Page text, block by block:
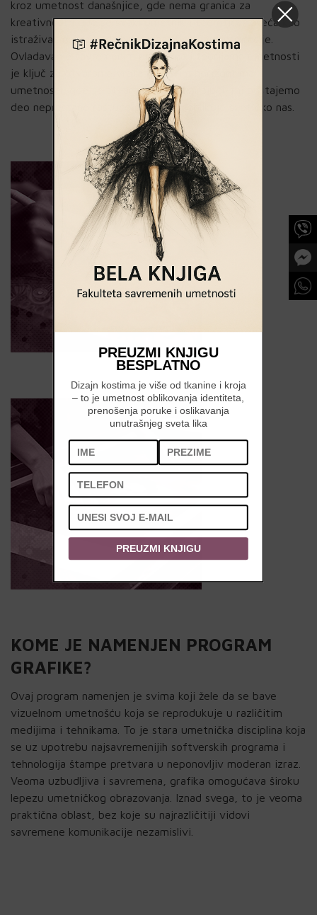
kroz umetnost današnjice, gde nema granica za
kreativnost i gde se svaki umetnik i teoretičar oseća kao
istraživač nepreglednih prostora beskraja inspiracije.
Ovladavanje savremenim praksama i teorijama umetnosti
je ključ za otvaranje vrata ka novim horizontima
umetnosti, gde se stvarajući i analizirajući, mi postajemo
deo neprestano rastuće priče koja oblikuje svet oko nas.
KOME JE NAMENJEN PROGRAM
GRAFIKE?
Ovaj program namenjen je svima koji žele da se bave
vizuelnom umetnošću koja se reprodukuje u različitim
medijima i tehnikama. To je stara umetnička disciplina koja
se uz upotrebu najsavremenijih softverskih programa i
tehnologija štampe pretvara u neponovljiv moderan izraz.
Veoma uzbudljiva i savremena, grafika omogućava široku
lepezu umetničkog obrazovanja. Iznad svega, to je veoma
praktična oblast, bez koje su najrazličitiji vidovi
savremene komunikacije nezamislivi.
PREUZMI KNJIGU
BESPLATNO
Dizajn kostima je više od tkanine i kroja
– to je umetnost oblikovanja identiteta,
prenošenja poruke i oslikavanja
unutrašnjeg sveta lika
PREUZMI KNJIGU